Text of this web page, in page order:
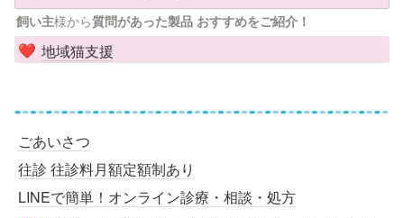
飼い主様から質問があった製品 おすすめをご紹介！
❤️ 地域猫支援
ごあいさつ
往診 往診料月額定額制あり
LINEで簡単！オンライン診療・相談・処方